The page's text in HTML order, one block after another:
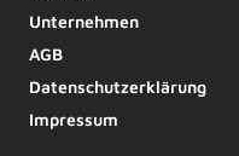
Unternehmen
AGB
Datenschutzerklärung
Impressum